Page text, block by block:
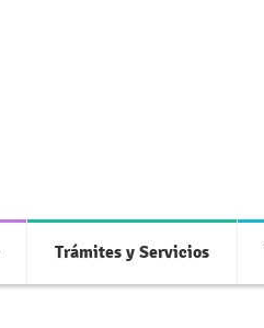
Trámites y Servicios